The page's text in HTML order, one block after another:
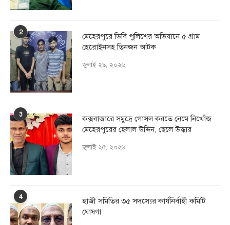
2
মেহেরপুরে ডিবি পুলিশের অভিযানে ৫ গ্রাম
হেরোইনসহ তিনজন আটক
জুলাই ২৯, ২০২৬
3
কক্সবাজারে সমুদ্রে গোসল করতে নেমে নিখোঁজ
মেহেরপুরের হেলাল উদ্দিন, ছেলে উদ্ধার
জুলাই ২৫, ২০২৬
4
হাজী সমিতির ৩৫ সদস্যের কার্যনির্বাহী কমিটি
ঘোষণা